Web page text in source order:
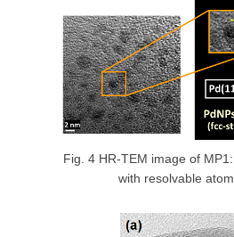
Fig. 4 HR-TEM image of
with resolvable